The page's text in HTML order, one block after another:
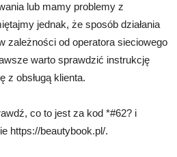
lub mamy problemy z
jednak, że sposób działania
zależności od operatora sieciowego
warto sprawdzić instrukcję
z obsługą klienta.
co to jest za kod *#62? i
https://beautybook.pl/.